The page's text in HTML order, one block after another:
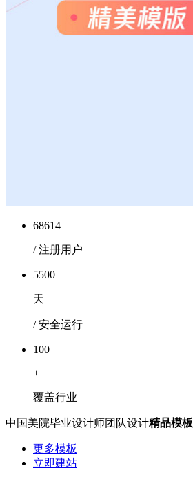
68614
/ 注册用户
5500
天
/ 安全运行
100
+
覆盖行业
中国美院毕业设计师团队设计精品模板
更多模板
立即建站